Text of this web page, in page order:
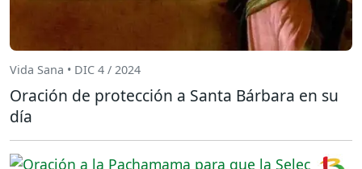
Vida Sana • DIC 4 / 2024
Oración de protección a Santa Bárbara en su
día